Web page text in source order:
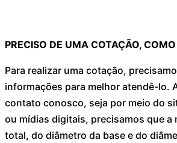
PRECISO DE UMA COTAÇÃO,
Para realizar uma cotação,
informações para melhor atendê-lo.
contato conosco, seja por meio do
ou mídias digitais, precisamos que a
total, do diâmetro da base e do